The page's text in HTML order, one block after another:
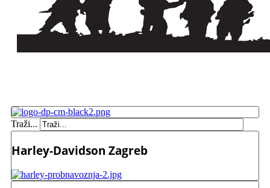
Traži...
Harley-Davidson Zagreb